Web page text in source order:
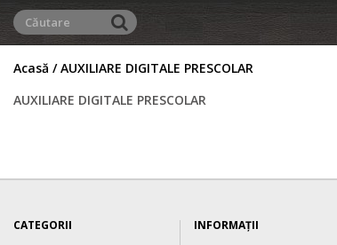
Acasă
AUXILIARE DIGITALE PRESCOLAR
AUXILIARE DIGITALE PRESCOLAR
CATEGORII INFORMAŢII